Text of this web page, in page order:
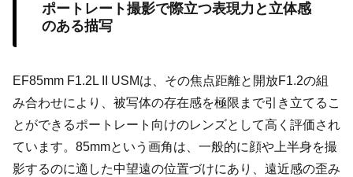
ポートレート撮影で際立つ表現力と立体感
のある描写
EF85mm F1.2L II USMは、その焦点距離と開放F1.2の組
み合わせにより、被写体の存在感を極限まで引き立てるこ
とができるポートレート向けのレンズとして高く評価され
ています。85mmという画角は、一般的に顔や上半身を撮
影するのに適した中望遠の位置づけにあり、遠近感の歪み